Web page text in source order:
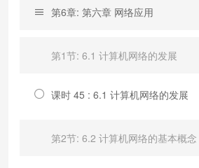
第6章: 第六章 网络应用
第1节: 6.1 计算机网络的发展
课时 45 : 6.1 计算机网络的发展
第2节: 6.2 计算机网络的基本概念